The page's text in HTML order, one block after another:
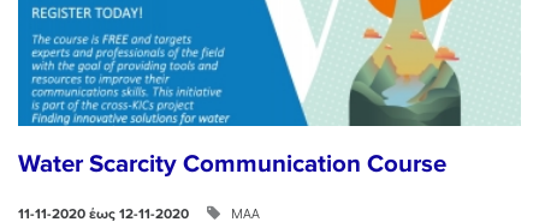
Water Scarcity Communication Course
11-11-2020 έως 12-11-2020 ΜΑΑ